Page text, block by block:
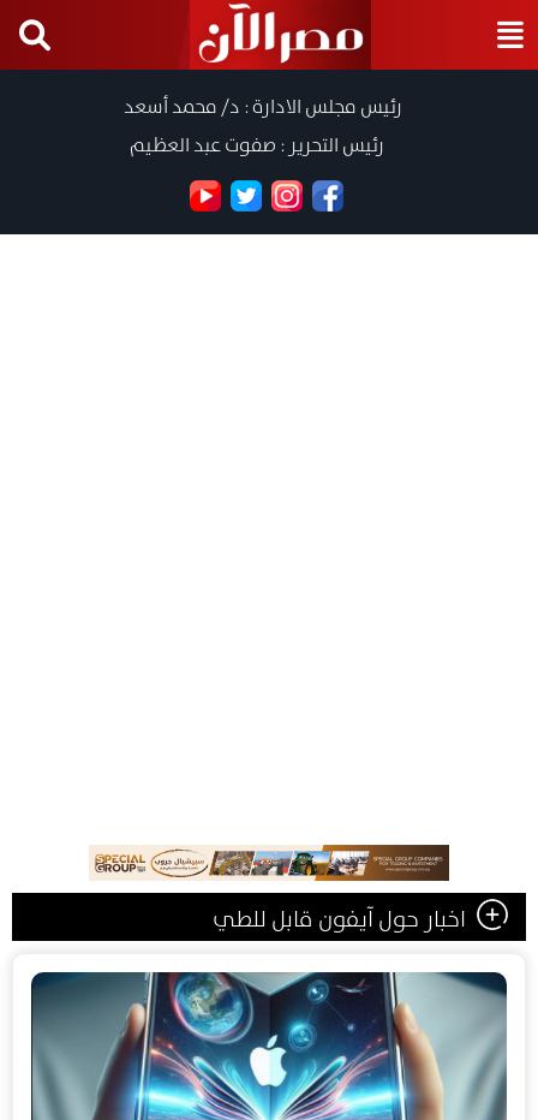
رئيس مجلس الادارة : د/ محمد أسعد
رئيس التحرير : صفوت عبد العظيم
اخبار حول آيفون قابل للطي